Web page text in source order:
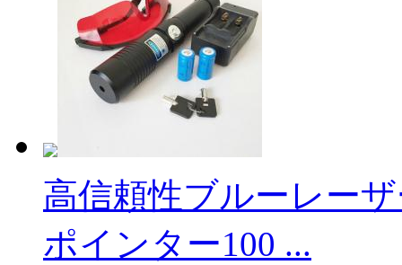
高信頼性ブルーレー
ポインター100 ...